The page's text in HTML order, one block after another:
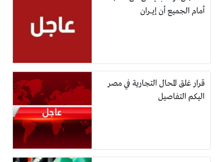
أمام الجميع أن إيـ.ـران
قرار غلق المحال التجارية في مصر
اليكم التفاصيل